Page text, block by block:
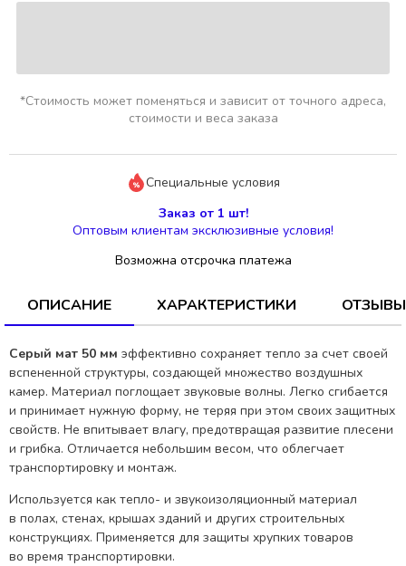
*Стоимость может поменяться и зависит от точного адреса,
стоимости и веса заказа
Специальные условия
Заказ от 1 шт!
Оптовым клиентам эксклюзивные условия!
Возможна отсрочка платежа
ОПИСАНИЕ ХАРАКТЕРИСТИКИ ОТЗЫВЫ
Серый мат 50 мм эффективно сохраняет тепло за счет своей
вспененной структуры, создающей множество воздушных
камер. Материал поглощает звуковые волны. Легко сгибается
и принимает нужную форму, не теряя при этом своих защитных
свойств. Не впитывает влагу, предотвращая развитие плесени
и грибка. Отличается небольшим весом, что облегчает
транспортировку и монтаж.
Используется как тепло- и звукоизоляционный материал
в полах, стенах, крышах зданий и других строительных
конструкциях. Применяется для защиты хрупких товаров
во время транспортировки.